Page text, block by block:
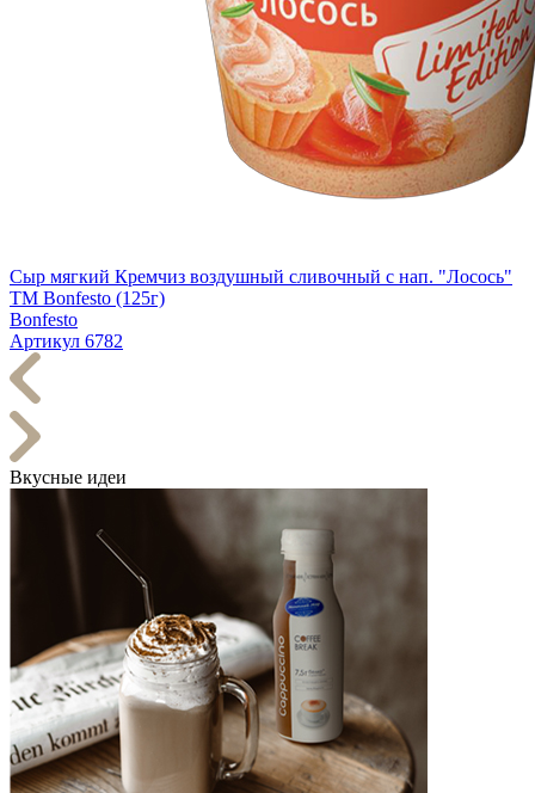
Сыр мягкий Кремчиз воздушный сливочный с нап. "Лосось"
ТМ Bonfesto (125г)
Bonfesto
Артикул 6782
Вкусные идеи